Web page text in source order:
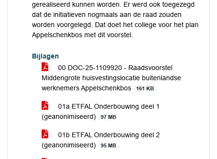
gerealiseerd kunnen worden. Er werd ook toegezegd
dat de initiatieven nogmaals aan de raad zouden
worden voorgelegd. Dat doet het college voor het plan
Appelschenkbos met dit voorstel.
Bijlagen
00 DOC-25-1109920 - Raadsvoorstel
Middengrote huisvestingslocatie buitenlandse
werknemers Appelschenkbos
161 KB
01a ETFAL Onderbouwing deel 1
(geanonimiseerd)
97 MB
01b ETFAL Onderbouwing deel 2
(geanonimiseerd)
95 MB